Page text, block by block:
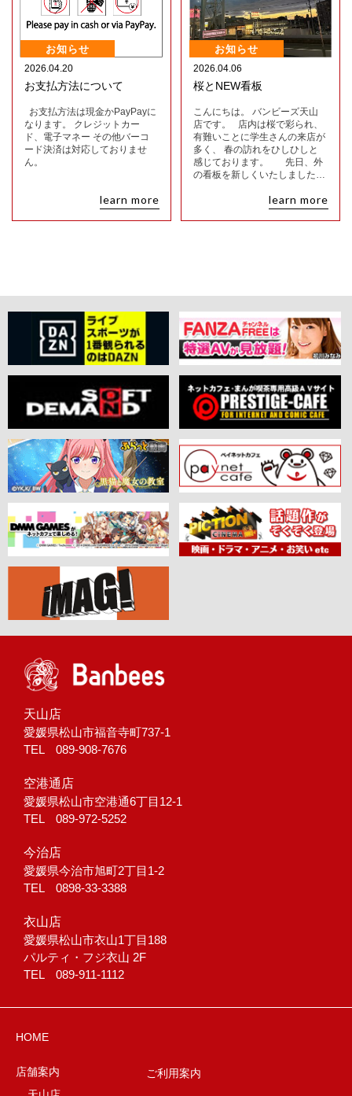
お知らせ
2026.04.20
お支払方法について
お支払方法は現金かPayPayに
なります。 クレジットカー
ド、電子マネー その他バーコ
ード決済は対応しておりませ
ん。
learn more
お知らせ
2026.04.06
桜とNEW看板
こんにちは。 バンビーズ天山
店です。 店内は桜で彩られ、
有難いことに学生さんの来店が
多く、 春の訪れをひしひしと
感じております。 先日、外
の看板を新しくいたしました…
learn more
天山店
愛媛県松山市福音寺町737-1
TEL 089-908-7676
空港通店
愛媛県松山市空港通6丁目12-1
TEL 089-972-5252
今治店
愛媛県今治市旭町2丁目1-2
TEL 0898-33-3388
衣山店
愛媛県松山市衣山1丁目188
パルティ・フジ衣山 2F
TEL 089-911-1112
HOME
店舗案内
ご利用案内